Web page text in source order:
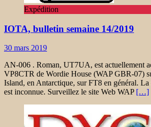
Expédition
IOTA, bulletin semaine 14/2019
30 mars 2019
AN-006 . Roman, UT7UA, est actuellement
VP8CTR de Wordie House (WAP GBR-07)
Island, en Antarctique, sur FT8 en général. La
est inconnue. Surveillez le site Web WAP […]